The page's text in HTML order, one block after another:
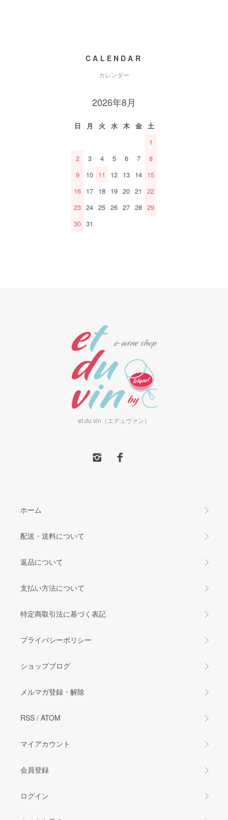
CALENDAR
カレンダー
2026年8月
日 月 火 水 木 金
土
1
2
3 4 5 6 7
8
9
10 11 12 13 14 15
16 17 18 19 20 21
22
23 24 25 26 27 28 29
30 31
et du vin（エデュヴァン）
ホーム
配送・送料について
返品について
支払い方法について
特定商取引法に基づく表記
プライバシーポリシー
ショップブログ
メルマガ登録・解除
RSS / ATOM
マイアカウント
会員登録
ログイン